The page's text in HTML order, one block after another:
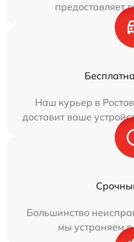
предоставляет
Наш курьер в
доставит ваше
Большинство
мы устраняем в